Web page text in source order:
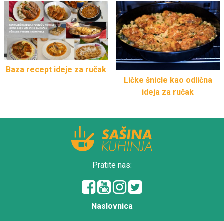
Baza recept ideje za ručak
Ličke šnicle kao odlična
ideja za ručak
Pratite nas:
Naslovnica